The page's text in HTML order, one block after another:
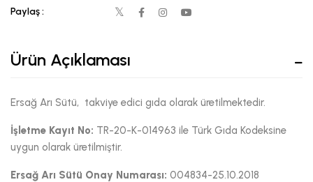
Paylaş :
Ürün Açıklaması
Ersağ Arı Sütü, takviye edici gıda olarak üretilmektedir.
İşletme Kayıt No: TR-20-K-014963 ile Türk Gıda Kodeksine
uygun olarak üretilmiştir.
Ersağ Arı Sütü Onay Numarası: 004834-25.10.2018